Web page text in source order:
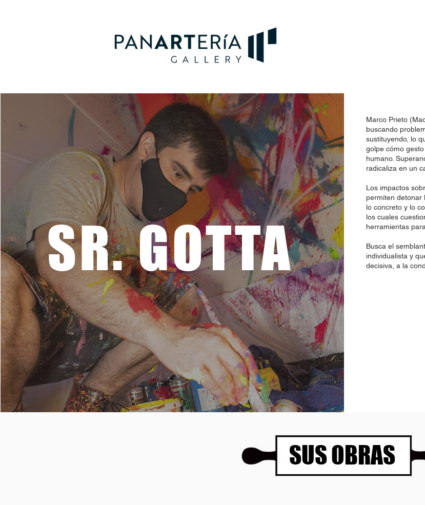
SR. GOTTA
Marco Prieto
buscando
sustituyendo, lo
golpe cómo
humano.
radicaliza en un
Los impactos
permiten detonar
lo concreto y lo
los cuales
herramientas
Busca el
individualista y
decisiva, a la
SUS OBRAS